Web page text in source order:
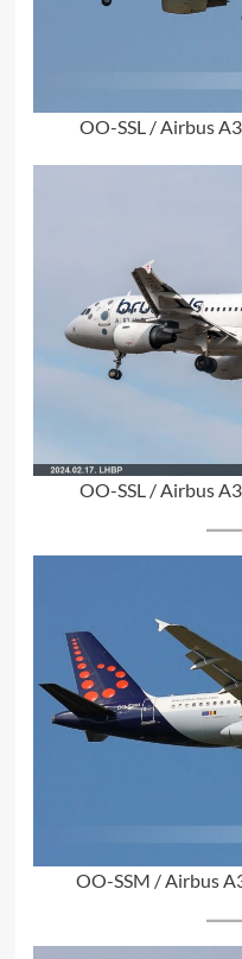
OO-SSL / Airbus
OO-SSL / Airbus
OO-SSM / Airbus